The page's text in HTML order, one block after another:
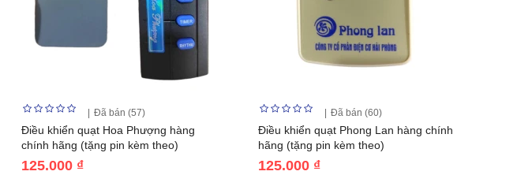
Đã bán (57)
Điều khiển quạt Hoa Phượng hàng
chính hãng (tặng pin kèm theo)
125.000 ₫
Đã bán (60)
Điều khiển quạt Phong Lan hàng chính
hãng (tặng pin kèm theo)
125.000 ₫